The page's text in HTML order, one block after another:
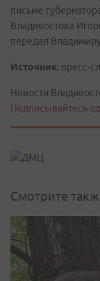
письме
Владивостока
передал
Источник: пресс-
Новости
Подписывайтесь
Смотрите